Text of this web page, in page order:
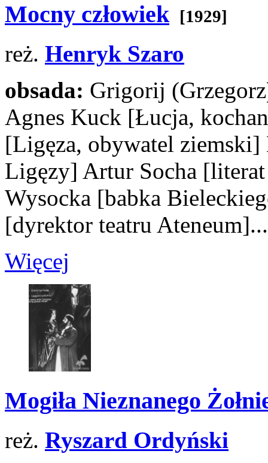
Mocny człowiek [1929]
reż. Henryk Szaro
obsada: Grigorij
Agnes Kuck [Łucja,
[Ligęza, obywatel ziemski]
Ligęzy] Artur Socha
Wysocka [babka
[dyrektor teatru Ateneum]...
Więcej
Mogiła Nieznanego
reż. Ryszard Ordyński